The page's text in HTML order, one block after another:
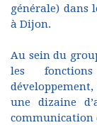
générale) dans
à Dijon.
Au sein du
les
une dizaine
communication